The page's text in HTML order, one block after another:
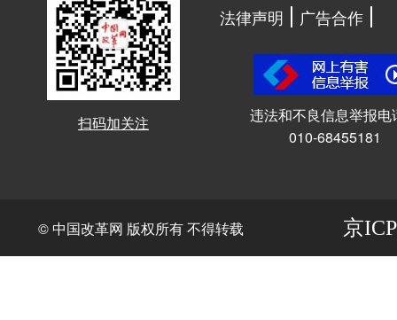
扫码加关注
法律声明
广告合作
违法和不良信息举报电
010-68455181
© 中国改革网 版权所有 不得转载 京